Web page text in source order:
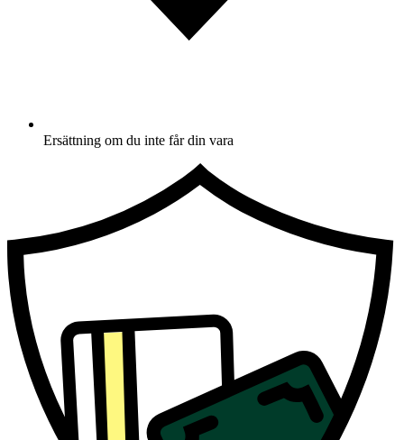
Ersättning om du inte får din vara